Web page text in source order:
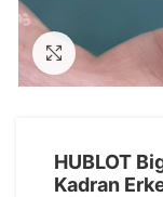
Görseli
HUBLOT
Kadran